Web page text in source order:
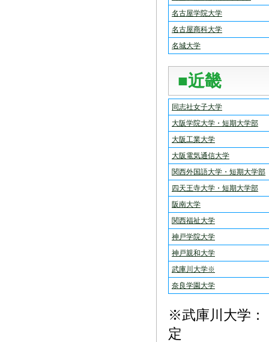
名古屋学院大学
名古屋商科大学
名城大学
■近畿
同志社女子大学
大阪学院大学・短期大学部
大阪工業大学
大阪電気通信大学
関西外国語大学・短期大学部
四天王寺大学・短期大学部
阪南大学
関西福祉大学
神戸学院大学
神戸親和大学
武庫川大学※
奈良学園大学
※武庫川大学
定